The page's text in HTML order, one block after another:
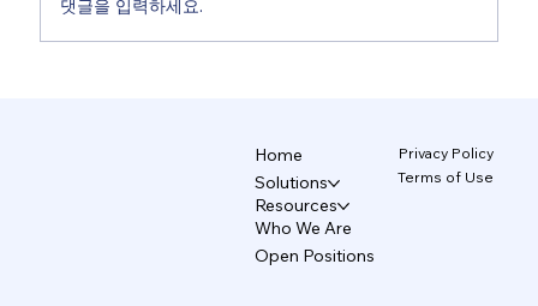
[AX Pro] ② 기적의 5분: 코드 한 줄 없이 '전용 AI'
댓글을 입력하세요.
Home
Solutions
Resources
Who We Are
Open Positions
Privacy Policy
Terms of Use